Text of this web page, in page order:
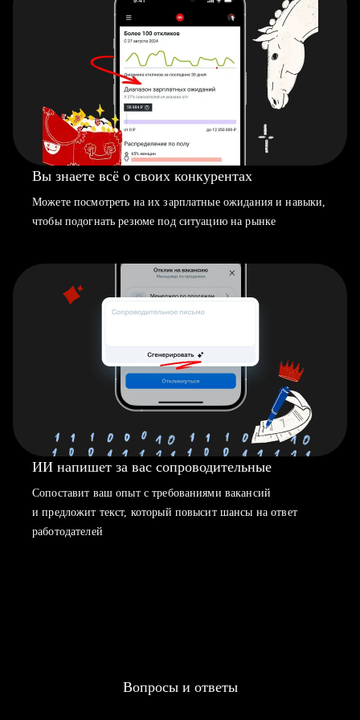
Вы знаете всё о своих конкурентах
Можете посмотреть на их зарплатные ожидания и навыки,
чтобы подогнать резюме под ситуацию на рынке
ИИ напишет за вас сопроводительные
Сопоставит ваш опыт с требованиями вакансий
и предложит текст, который повысит шансы на ответ
работодателей
Вопросы и ответы